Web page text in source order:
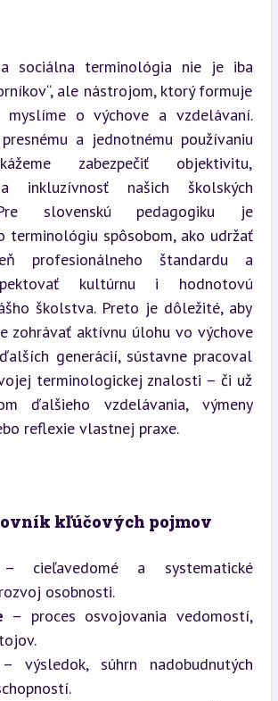
a sociálna terminológia nie je iba
ale nástrojom, ktorý formuje
myslíme o výchove a vzdelávaní.
a jednotnému používaniu
zabezpečiť objektivitu,
inkluzívnosť našich školských
slovenskú pedagogiku je
terminológiu spôsobom, ako udržať
profesionálneho štandardu a
kultúrnu i hodnotovú
školstva. Preto je dôležité, aby
zohrávať aktívnu úlohu vo výchove
generácií, sústavne pracoval
terminologickej znalosti – či už
ďalšieho vzdelávania, výmeny
reflexie vlastnej praxe.
kľúčových pojmov
a systematické
osobnosti.
– proces osvojovania vedomostí,
– výsledok, súhrn nadobudnutých